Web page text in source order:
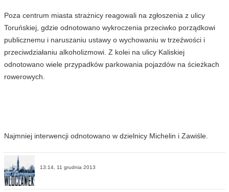
Poza centrum miasta strażnicy reagowali na zgłoszenia z ulicy
Toruńskiej, gdzie odnotowano wykroczenia przeciwko porządkowi
publicznemu i naruszaniu ustawy o wychowaniu w trzeźwości i
przeciwdziałaniu alkoholizmowi. Z kolei na ulicy Kaliskiej
odnotowano wiele przypadków parkowania pojazdów na ścieżkach
rowerowych.
Najmniej interwencji odnotowano w dzielnicy Michelin i Zawiśle.
13:14, 11 grudnia 2013